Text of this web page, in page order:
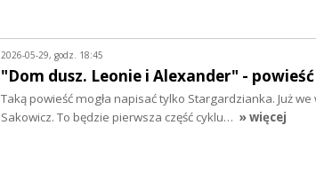
2026-05-29, godz. 18:45
"Dom dusz. Leonie i Alexander" -
Taką powieść mogła napisać tylko Stargardzianka. Już
Sakowicz. To będzie pierwsza część cyklu… » więcej